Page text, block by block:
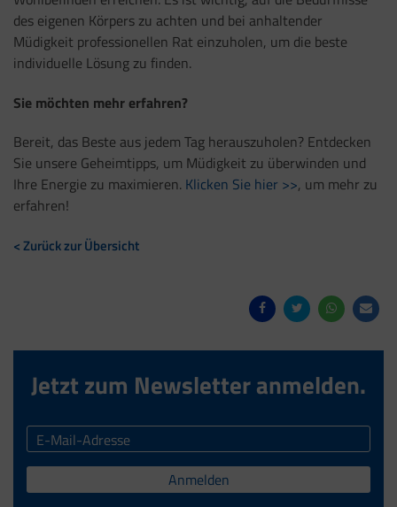
des eigenen Körpers zu achten und bei anhaltender
Müdigkeit professionellen Rat einzuholen, um die beste
individuelle Lösung zu finden.
Sie möchten mehr erfahren?
Bereit, das Beste aus jedem Tag herauszuholen? Entdecken
Sie unsere Geheimtipps, um Müdigkeit zu überwinden und
Ihre Energie zu maximieren. Klicken Sie hier >>, um mehr zu
erfahren!
< Zurück zur Übersicht
Jetzt zum Newsletter anmelden.
Anmelden